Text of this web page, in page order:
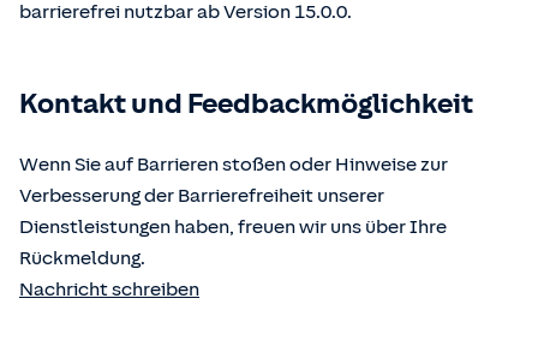
barrierefrei nutzbar ab Version 15.0.0.
Kontakt und Feedbackmöglichkeit
Wenn Sie auf Barrieren stoßen oder Hinweise zur
Verbesserung der Barrierefreiheit unserer
Dienstleistungen haben, freuen wir uns über Ihre
Rückmeldung.
Nachricht schreiben